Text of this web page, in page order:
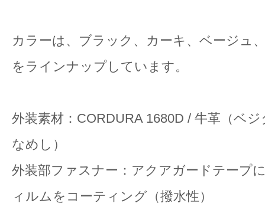
カラーは、ブラック、カーキ、ベージュ
をラインナップしています。
外装素材：CORDURA 1680D / 牛革（ベ
なめし）
外装部ファスナー：アクアガードテープ
ィルムをコーティング（撥水性）